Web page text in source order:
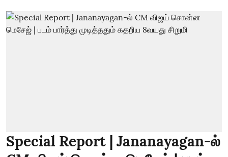
Special Report | Jananayagan-ல்